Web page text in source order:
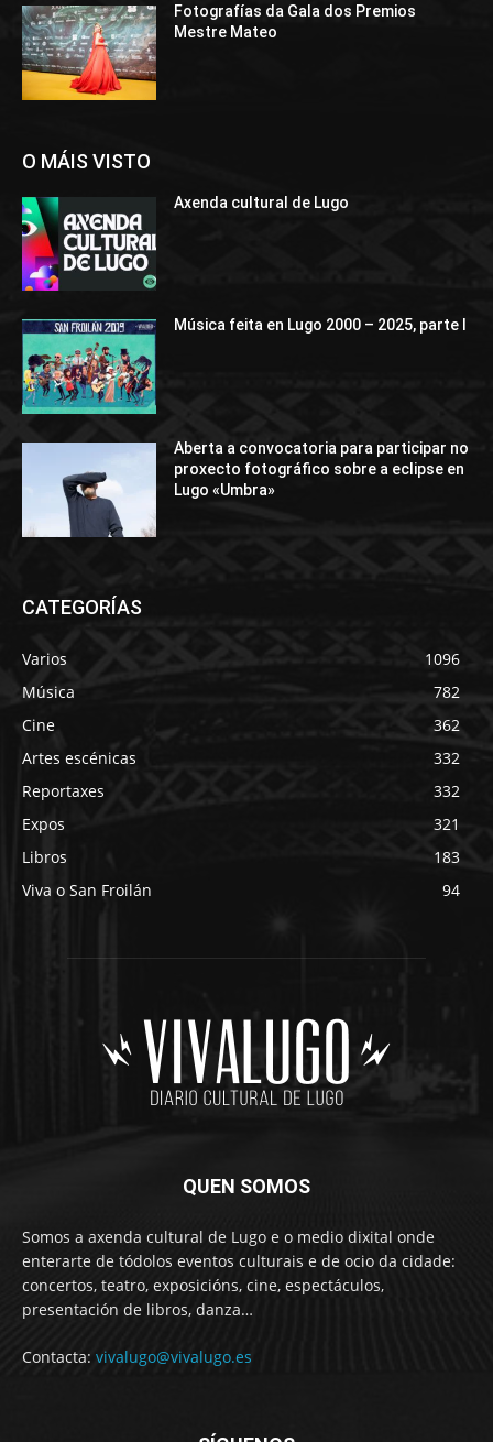
Fotografías da Gala dos Premios
Mestre Mateo
O MÁIS VISTO
Axenda cultural de Lugo
Música feita en Lugo 2000 – 2025, parte I
Aberta a convocatoria para participar no
proxecto fotográfico sobre a eclipse en
Lugo «Umbra»
CATEGORÍAS
Varios
1096
Música
782
Cine
362
Artes escénicas
332
Reportaxes
332
Expos
321
Libros
183
Viva o San Froilán
94
QUEN SOMOS
Somos a axenda cultural de Lugo e o medio dixital onde
enterarte de tódolos eventos culturais e de ocio da cidade:
concertos, teatro, exposicións, cine, espectáculos,
presentación de libros, danza…
Contacta: vivalugo@vivalugo.es